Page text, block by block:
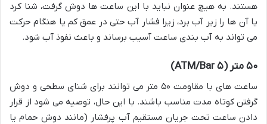
هستند. به هیچ عنوان نباید با این ساعت ها دوش گرفت، شنا کرد
یا آن ها را زیر آب برد، زیرا فشار آب حتی در عمق کم یا هنگام حرکت
می تواند به آب بندی ساعت آسیب برساند و باعث نفوذ آب شود.
۵۰ متر (۵ ATM/Bar)
ساعت های با مقاومت ۵۰ متر می توانند برای شنای سطحی و دوش
گرفتن کوتاه مدت مناسب باشند. با این حال، توصیه می شود از قرار
دادن ساعت تحت جریان مستقیم آب پرفشار (مانند دوش حمام یا